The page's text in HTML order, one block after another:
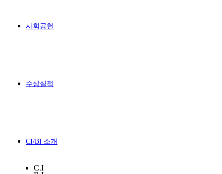
사회공헌
수상실적
CI/BI 소개
C.I